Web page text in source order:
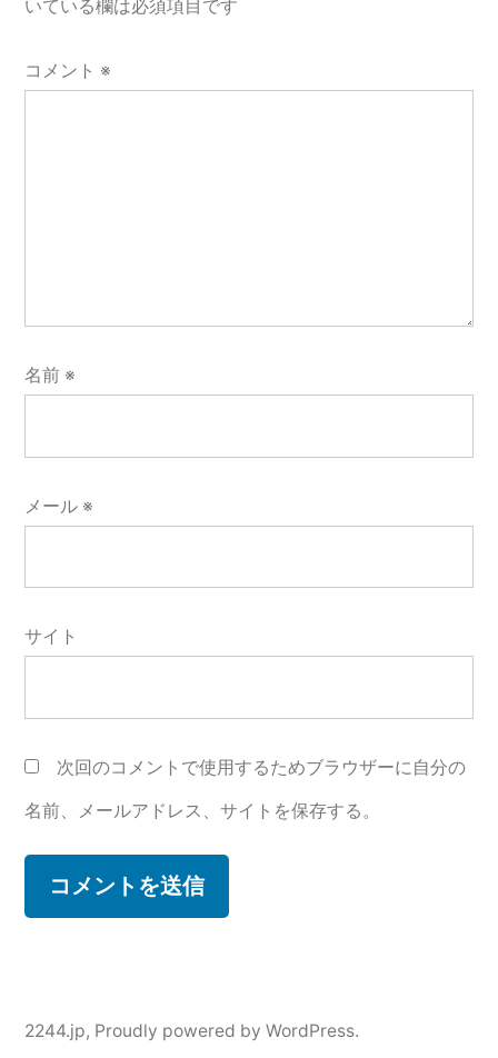
いている欄は必須項目です
コメント ※
名前 ※
メール ※
サイト
次回のコメントで使用するためブラウザーに自分の
名前、メールアドレス、サイトを保存する。
2244.jp, Proudly powered by WordPress.